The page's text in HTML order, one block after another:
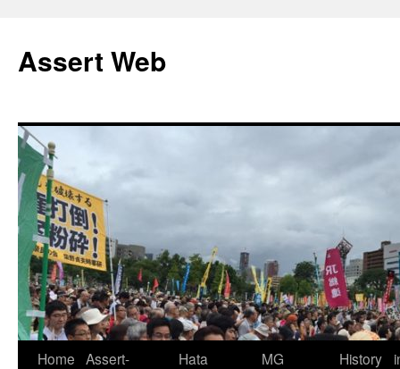
テ
ン
ス
キ
ッ
プ
Assert Web
Home Assert-
Hata
MG
History